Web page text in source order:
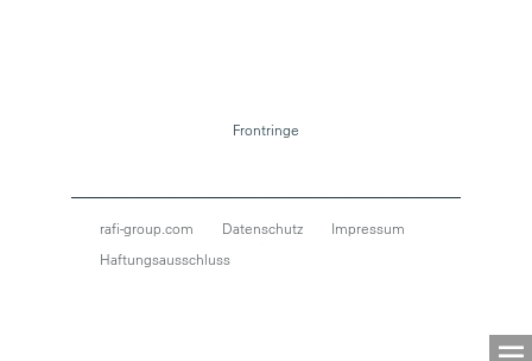
Frontringe
rafi-group.com Datenschutz
Impressum
Haftungsausschluss